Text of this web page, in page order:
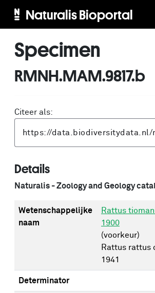
Naturalis Bioportal
Specimen
RMNH.MAM.9817.b
Citeer als:
Details
Naturalis - Zoology and Geology
Wetenschappelijke
naam
Rattus
1900
(voorkeur)
Rattus rattus
1941
Determinator